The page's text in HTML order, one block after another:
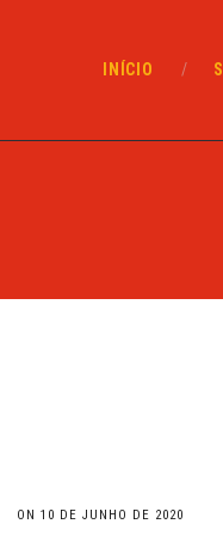
INÍCIO
ON 10 DE JUNHO DE 2020